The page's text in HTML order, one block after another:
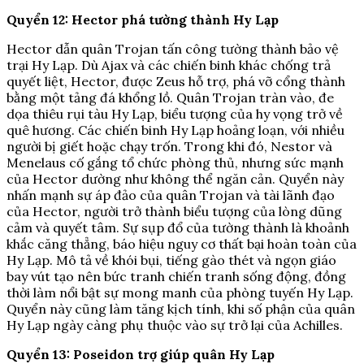
Quyển 12: Hector phá tường thành Hy Lạp
Hector dẫn quân Trojan tấn công tường thành bảo vệ
trại Hy Lạp. Dù Ajax và các chiến binh khác chống trả
quyết liệt, Hector, được Zeus hỗ trợ, phá vỡ cổng thành
bằng một tảng đá khổng lồ. Quân Trojan tràn vào, đe
dọa thiêu rụi tàu Hy Lạp, biểu tượng của hy vọng trở về
quê hương. Các chiến binh Hy Lạp hoảng loạn, với nhiều
người bị giết hoặc chạy trốn. Trong khi đó, Nestor và
Menelaus cố gắng tổ chức phòng thủ, nhưng sức mạnh
của Hector dường như không thể ngăn cản. Quyển này
nhấn mạnh sự áp đảo của quân Trojan và tài lãnh đạo
của Hector, người trở thành biểu tượng của lòng dũng
cảm và quyết tâm. Sự sụp đổ của tường thành là khoảnh
khắc căng thẳng, báo hiệu nguy cơ thất bại hoàn toàn của
Hy Lạp. Mô tả về khói bụi, tiếng gào thét và ngọn giáo
bay vút tạo nên bức tranh chiến tranh sống động, đồng
thời làm nổi bật sự mong manh của phòng tuyến Hy Lạp.
Quyển này cũng làm tăng kịch tính, khi số phận của quân
Hy Lạp ngày càng phụ thuộc vào sự trở lại của Achilles.
Quyển 13: Poseidon trợ giúp quân Hy Lạp